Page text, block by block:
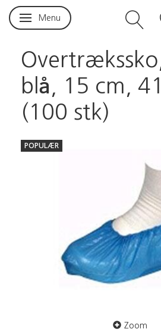
Skifte navigation
Menu
blå, 15 cm,
(100 stk)
POPULÆR
Zoom